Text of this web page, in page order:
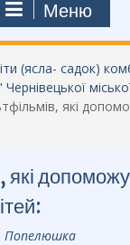
Меню
(ясла- садок)
які
Попелюшка